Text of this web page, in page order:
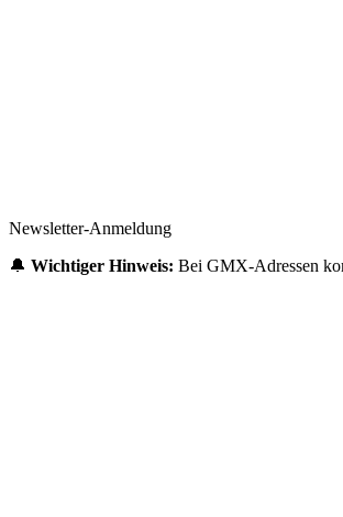
Newsletter-Anmeldung
🔔 Wichtiger Hinweis: Bei GMX-Adressen